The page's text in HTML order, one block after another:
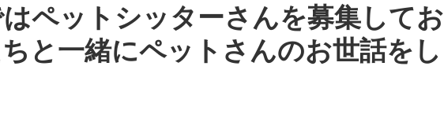
ペットシッターさんを募集してお
と一緒にペットさんのお世話をし